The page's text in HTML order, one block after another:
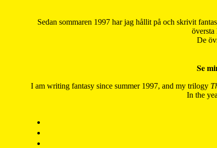
Sedan sommaren 1997 har jag hållit på och skrivit
översta
De
Se
I am writing fantasy since summer 1997, and my trilogy
In the